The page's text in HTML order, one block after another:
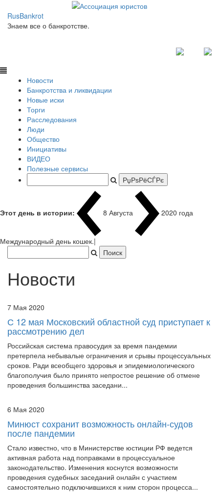
RusBankrot
Знаем все о банкротстве.
Новости
Банкротства и ликвидации
Новые иски
Торги
Расследования
Люди
Общество
Инициативы
ВИДЕО
Полезные сервисы
Этот день в истории: 8 Августа 1937 года
Япония захватила Пекин.|
Новости
7 Мая 2020
С 12 мая Московский областной суд приступает к
рассмотрению дел
Российская система правосудия за время пандемии
претерпела небывалые ограничения и срывы процессуальных
сроков. Ради всеобщего здоровья и эпидемиологического
благополучия было принято непростое решение об отмене
проведения большинства заседани...
6 Мая 2020
Минюст сохранит возможность онлайн-судов
после пандемии
Стало известно, что в Министерстве юстиции РФ ведется
активная работа над поправками в процессуальное
законодательство. Изменения коснутся возможности
проведения судебных заседаний онлайн с участием
самостоятельно подключившихся к ним сторон процесса...